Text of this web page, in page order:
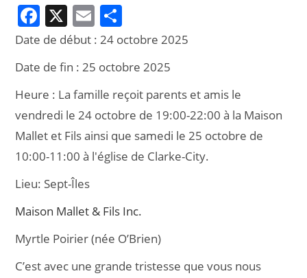
F
a
c
e
b
o
o
k
X E
m
ai
l
ar
ta
g
er
Date de début :24 octobre 2025
Date de fin :25 octobre 2025
Heure : La famille reçoit parents et amis le
vendredi le 24 octobre de 19:00-22:00 à la Maison
Mallet et Fils ainsi que samedi le 25 octobre de
10:00-11:00 à l'église de Clarke-City.
Lieu: Sept-Îles
Maison Mallet & Fils Inc.
Myrtle Poirier (née O’Brien)
C’est avec une grande tristesse que vous nous